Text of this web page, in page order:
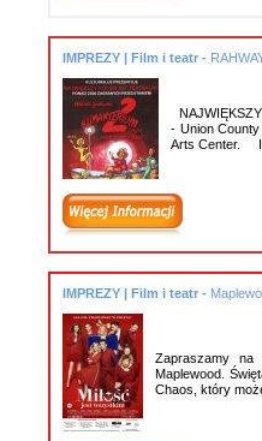
IMPREZY | Film i teatr -
- Union
Arts Center.
IMPREZY | Film i teatr -
Zapraszamy
Maplewood.
Chaos, który